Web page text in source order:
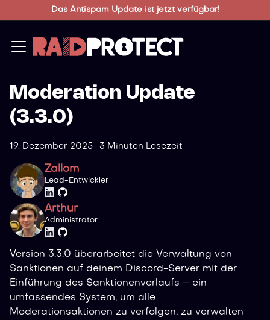
Das Antispam Updateist jetzt verfügbar!
Moderation Update
(3.3.0)
19. Dezember 2025 · 3 Minuten Lesezeit
Zallom
Lead-Entwickler
Arthur
Administrator
Version 3.3.0 überarbeitet die Verwaltung von
Sanktionen auf deinem Discord-Server mit der
Einführung des Sanktionenverlaufs – ein
umfassendes System, um alle
Moderationsaktionen zu verfolgen, zu verwalten